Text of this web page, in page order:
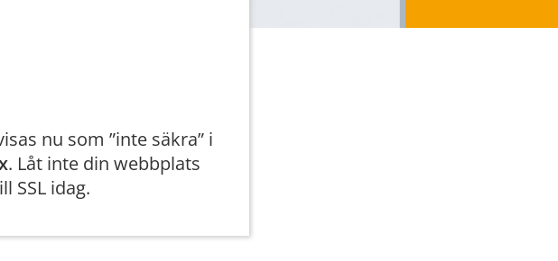
nu som ”inte säkra” i
. Låt inte din webbplats
SSL idag.